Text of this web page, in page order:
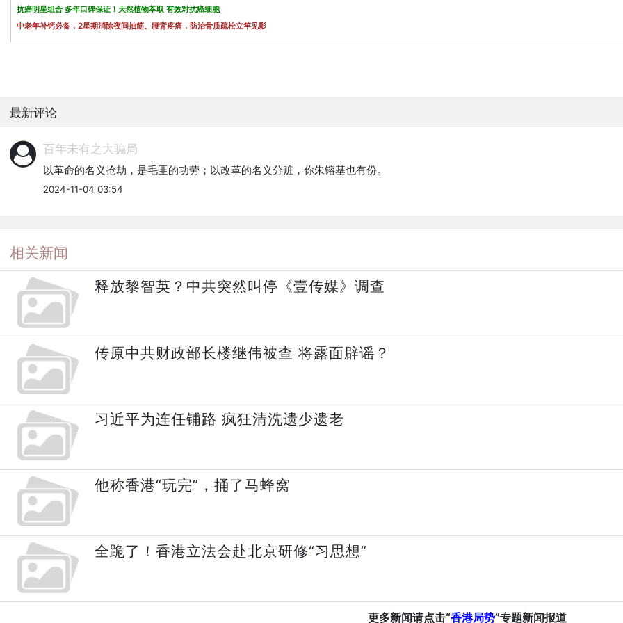
抗癌明星组合 多年口碑保证！天然植物萃取 有效对抗癌细胞
中老年补钙必备，2星期消除夜间抽筋、腰背疼痛，防治骨质疏松立竿见影
最新评论
百年未有之大骗局
以革命的名义抢劫，是毛匪的功劳；以改革的名义分赃，你朱镕基也有份。
2024-11-04 03:54
相关新闻
释放黎智英？中共突然叫停《壹传媒》调查
传原中共财政部长楼继伟被查 将露面辟谣？
习近平为连任铺路 疯狂清洗遗少遗老
他称香港“玩完”，捅了马蜂窝
全跪了！香港立法会赴北京研修“习思想”
更多新闻请点击“香港局势”专题新闻报道